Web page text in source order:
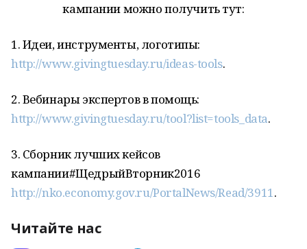
кампании можно получить тут:
1. Идеи, инструменты, логотипы:
http://www.givingtuesday.ru/ideas-tools.
2. Вебинары экспертов в помощь:
http://www.givingtuesday.ru/tool?list=tools_data.
3. Сборник лучших кейсов
кампании#ЩедрыйВторник2016
http://nko.economy.gov.ru/PortalNews/Read/3911.
Читайте нас